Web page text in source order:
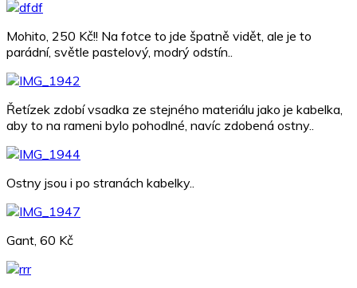
Mohito, 250 Kč!! Na fotce to jde špatně vidět, ale je to
parádní, světle pastelový, modrý odstín..
Řetízek zdobí vsadka ze stejného materiálu jako je kabelka,
aby to na rameni bylo pohodlné, navíc zdobená ostny..
Ostny jsou i po stranách kabelky..
Gant, 60 Kč